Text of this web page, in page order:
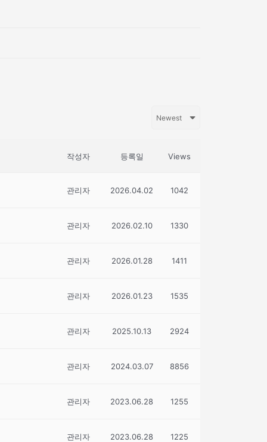
작성자 등록일 Views
관리자 2026.04.02 1042
관리자 2026.02.10 1330
관리자 2026.01.28 1411
관리자 2026.01.23 1535
관리자 2025.10.13 2924
관리자 2024.03.07 8856
관리자 2023.06.28 1255
관리자 2023.06.28 1225